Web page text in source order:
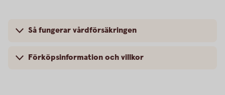
Så fungerar vårdförsäkringen
Förköpsinformation och villkor